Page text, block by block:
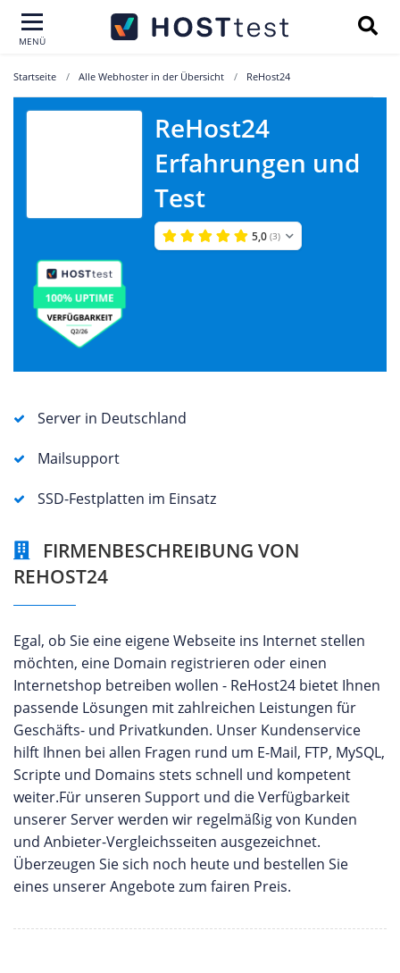
MENÜ
Startseite Alle Webhoster in der Übersicht ReHost24
ReHost24
Erfahrungen und
Test
5,0 (3)
Server in Deutschland
Mailsupport
SSD-Festplatten im Einsatz
FIRMENBESCHREIBUNG VON
REHOST24
Egal, ob Sie eine eigene Webseite ins Internet stellen
möchten, eine Domain registrieren oder einen
Internetshop betreiben wollen - ReHost24 bietet Ihnen
passende Lösungen mit zahlreichen Leistungen für
Geschäfts- und Privatkunden. Unser Kundenservice
hilft Ihnen bei allen Fragen rund um E-Mail, FTP, MySQL,
Scripte und Domains stets schnell und kompetent
weiter.Für unseren Support und die Verfügbarkeit
unserer Server werden wir regelmäßig von Kunden
und Anbieter-Vergleichsseiten ausgezeichnet.
Überzeugen Sie sich noch heute und bestellen Sie
eines unserer Angebote zum fairen Preis.